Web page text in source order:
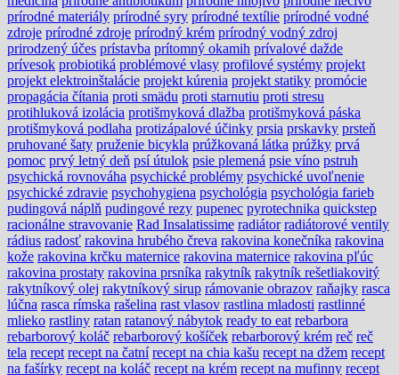
prírodné materiály prírodné syry prírodné textílie prírodné vodné
zdroje prírodné zdroje prírodný krém prírodný vodný zdroj
prirodzený účes prístavba prítomný okamih prívalové dažde
prívesok probiotiká problémové vlasy profilové systémy projekt
projekt elektroinštalácie projekt kúrenia projekt statiky promócie
propagácia čítania proti smädu proti starnutiu proti stresu
protihluková izolácia protišmyková dlažba protišmyková páska
protišmyková podlaha protizápalové účinky prsia prskavky prsteň
pruhované šaty pruženie bicykla prúžkovaná látka prúžky prvá
pomoc prvý letný deň psí útulok psie plemená psie víno pstruh
psychická rovnováha psychické problémy psychické uvoľnenie
psychické zdravie psychohygiena psychológia psychológia farieb
pudingová náplň pudingové rezy pupenec pyrotechnika quickstep
racionálne stravovanie Rad Insalatissime radiátor radiátorové ventily
rádius radosť rakovina hrubého čreva rakovina konečníka rakovina
kože rakovina krčku maternice rakovina maternice rakovina pľúc
rakovina prostaty rakovina prsníka rakytník rakytník rešetliakovitý
rakytníkový olej rakytníkový sirup rámovanie obrazov raňajky rasca
lúčna rasca rímska rašelina rast vlasov rastlina mladosti rastlinné
mlieko rastliny ratan ratanový nábytok ready to eat rebarbora
rebarborový koláč rebarborový košíček rebarborový krém reč reč
tela recept recept na čatní recept na chia kašu recept na džem recept
na fašírky recept na koláč recept na krém recept na mufinny recept